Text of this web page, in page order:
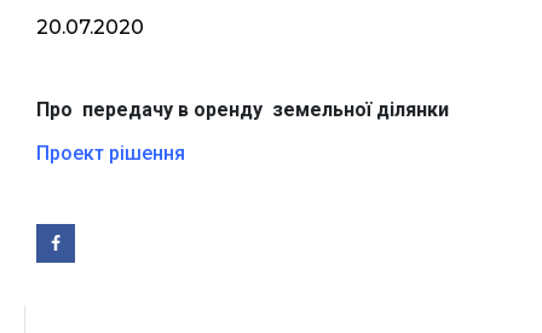
20.07.2020
Про передачу в оренду земельної ділянки
Проект рішення